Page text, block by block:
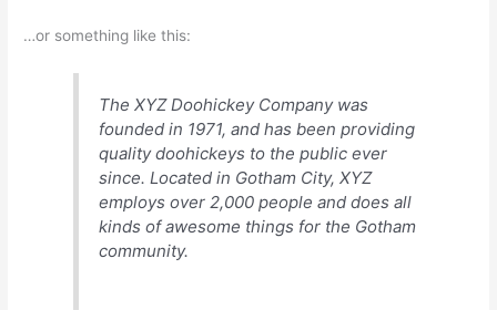
…or something like this:
The XYZ Doohickey Company was
founded in 1971, and has been providing
quality doohickeys to the public ever
since. Located in Gotham City, XYZ
employs over 2,000 people and does all
kinds of awesome things for the Gotham
community.